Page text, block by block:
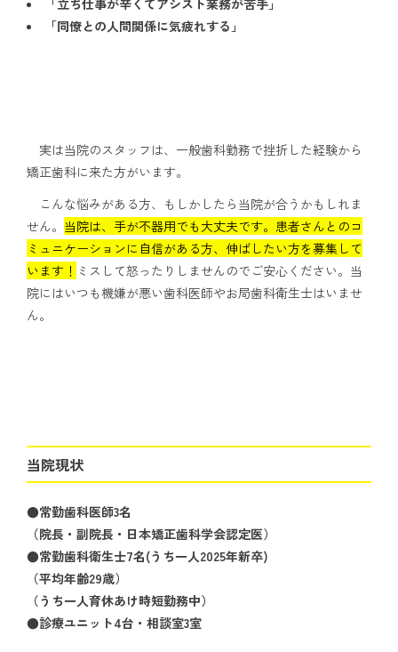
「立ち仕事が辛くてアシスト業務が苦手」
「同僚との人間関係に気疲れする」
実は当院のスタッフは、一般歯科勤務で挫折した経験から
矯正歯科に来た方がいます。
こんな悩みがある方、もしかしたら当院が合うかもしれま
せん。 当院は、手が不器用でも大丈夫です。患者さんとのコ
ミュニケーションに自信がある方、伸ばしたい方を募集して
います！ ミスして怒ったりしませんのでご安心ください。当
院にはいつも機嫌が悪い歯科医師やお局歯科衛生士はいませ
ん。
当院現状
●常勤歯科医師3名
（院長・副院長・日本矯正歯科学会認定医）
●常勤歯科衛生士7名(うち一人2025年新卒)
（平均年齢29歳）
（うち一人育休あけ時短勤務中）
●診療ユニット4台・相談室3室